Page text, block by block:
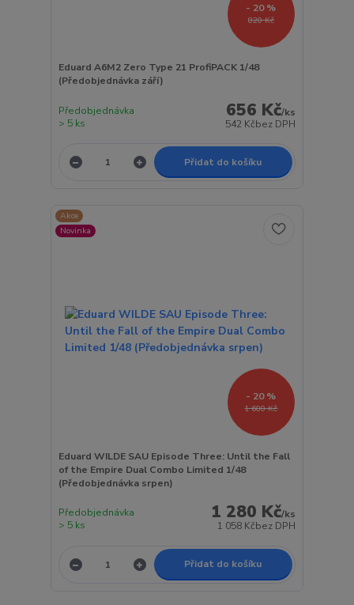
820 Kč
- 20 %
Eduard A6M2 Zero Type 21 ProfiPACK 1/48
(Předobjednávka září)
656 Kč/ks
542 Kčbez DPH
Předobjednávka
> 5 ks
Přidat do košíku
Akce
Novinka
1 600 Kč
- 20 %
Eduard WILDE SAU Episode Three: Until the Fall
of the Empire Dual Combo Limited 1/48
(Předobjednávka srpen)
1 280 Kč/ks
1 058 Kčbez DPH
Předobjednávka
> 5 ks
Přidat do košíku